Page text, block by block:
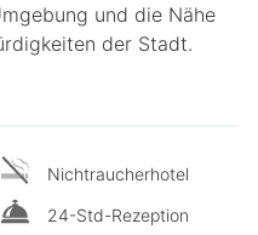
und die Nähe
der Stadt.
Nichtraucherhotel
24-Std-Rezeption